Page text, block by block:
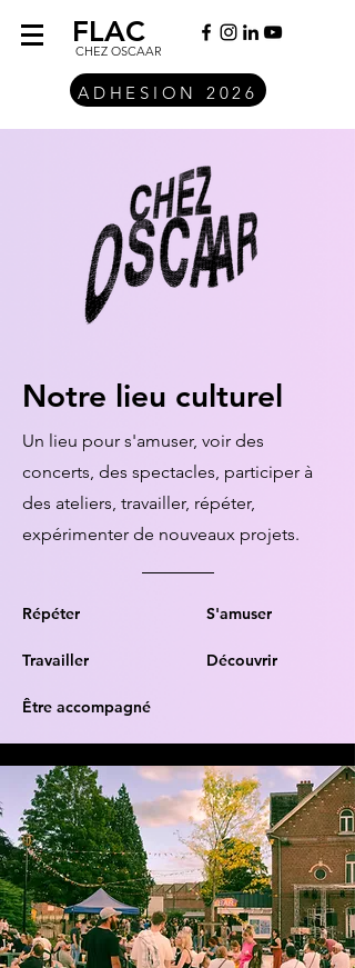
FLAC
CHEZ OSCAAR
ADHESION 2026
Notre lieu culturel
Un lieu pour s'amuser, voir des
concerts, des spectacles, participer à
des ateliers, travailler, répéter,
expérimenter de nouveaux projets.
Répéter
Travailler
S'amuser
Découvrir
Être accompagné